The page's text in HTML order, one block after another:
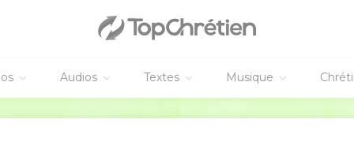
Audios Textes Musique
à Rome où il vit dans la semi-captivité que décrit
au progrès et à la joie dans la foi » (1.25) des chrétiens de
des Macédoniens d’origine non-juive pour la plupart, membres